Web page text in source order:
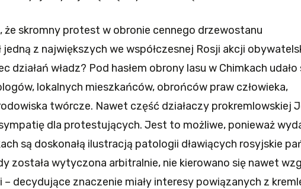
że skromny protest w obronie cennego drzewostanu
z największych we współczesnej Rosji akcji
działań władz? Pod hasłem obrony lasu w Chimkach udało
lokalnych mieszkańców, obrońców praw człowieka,
twórcze. Nawet część działaczy prokremlowskiej
dla protestujących. Jest to możliwe, ponieważ
są doskonałą ilustracją patologii dławiących rosyjskie
została wytyczona arbitralnie, nie kierowano się nawet
decydujące znaczenie miały interesy powiązanych z